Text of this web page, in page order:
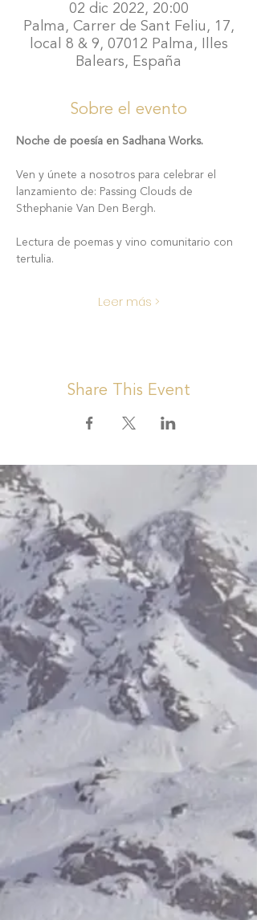
02 dic 2022, 20:00
Palma, Carrer de Sant Feliu, 17,
local 8 & 9, 07012 Palma, Illes
Balears, España
Sobre el evento
Noche de poesía en Sadhana Works.
Ven y únete a nosotros para celebrar el
lanzamiento de: Passing Clouds de
Sthephanie Van Den Bergh.
Lectura de poemas y vino comunitario con
tertulia.
Leer más >
Share This Event